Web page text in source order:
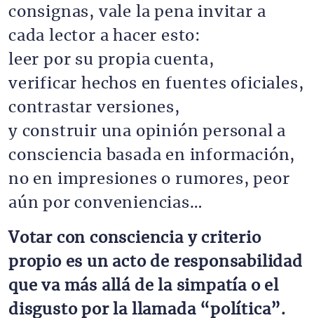
consignas, vale la pena invitar a
cada lector a hacer esto:
leer por su propia cuenta,
verificar hechos en fuentes oficiales,
contrastar versiones,
y construir una opinión personal a
consciencia basada en información,
no en impresiones o rumores, peor
aún por conveniencias…
Votar con consciencia y criterio
propio es un acto de responsabilidad
que va más allá de la simpatía o el
disgusto por la llamada “política”.